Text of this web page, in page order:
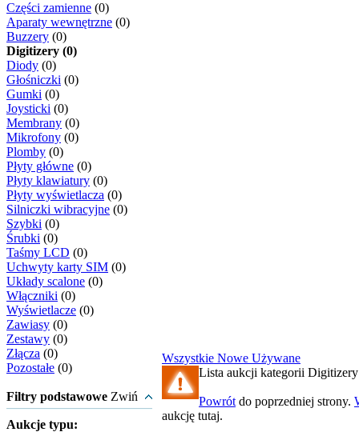
Części zamienne (0)
Aparaty wewnętrzne (0)
Buzzery (0)
Digitizery (0)
Diody (0)
Głośniczki (0)
Gumki (0)
Joysticki (0)
Membrany (0)
Mikrofony (0)
Plomby (0)
Płyty główne (0)
Płyty klawiatury (0)
Płyty wyświetlacza (0)
Silniczki wibracyjne (0)
Szybki (0)
Śrubki (0)
Taśmy LCD (0)
Uchwyty karty SIM (0)
Układy scalone (0)
Włączniki (0)
Wyświetlacze (0)
Zawiasy (0)
Zestawy (0)
Złącza (0)
Pozostałe (0)
Filtry podstawowe Zwiń
Aukcje typu:
Wszystkie Nowe Używane
Lista aukcji kategorii Digitizery
Powrót do poprzedniej strony.
aukcję tutaj.